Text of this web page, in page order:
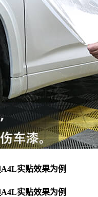
实贴效果为例
实贴效果为例